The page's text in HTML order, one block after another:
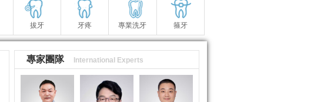
拔牙 牙疼 專業洗牙 箍牙
專家團隊 International Experts